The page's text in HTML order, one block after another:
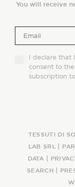
You will receive
I declare that
consent to
subscription
TESSUTI DI
LAB SRL |
DATA
SEARCH